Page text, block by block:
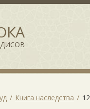
Книга наследства